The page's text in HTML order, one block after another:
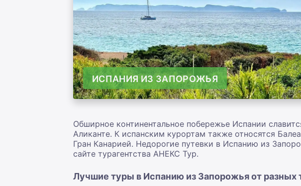
ИСПАНИЯ ИЗ ЗАПОРОЖЬЯ
Обширное континентальное побережье Испании
Аликанте. К испанским курортам также относятся
Гран Канарией. Недорогие путевки в Испанию из
сайте турагентства АНЕКС Тур.
Лучшие туры в Испанию из Запорожья от разных